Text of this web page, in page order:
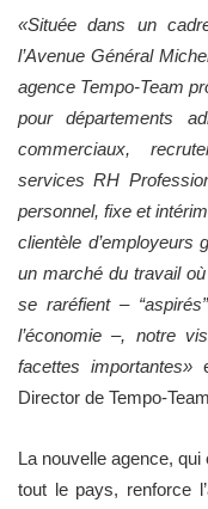
«Située dans un
l’Avenue Général
agence Tempo-Team
pour départements
commerciaux,
services RH
personnel, fixe et
clientèle
un marché du travail
se raréfient –
l’économie –, notre
facettes importantes»
Director de Tempo-
La nouvelle agence,
tout le pays, renforce